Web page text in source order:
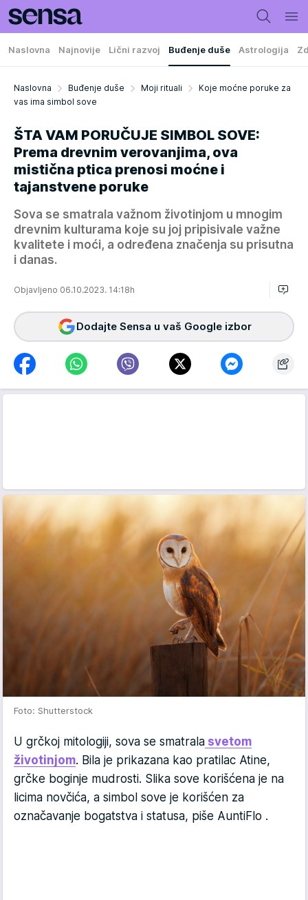
Naslovna Najnovije Lični razvoj Buđenje duše Astrologija
Naslovna Buđenje duše Moji rituali
Koje moćne poruke za
vas ima simbol sove
ŠTA VAM PORUČUJE SIMBOL SOVE:
Prema drevnim verovanjima, ova
mistična ptica prenosi moćne i
tajanstvene poruke
Sova se smatrala važnom životinjom u mnogim
drevnim kulturama koje su joj pripisivale važne
kvalitete i moći, a određena značenja su prisutna
i danas.
Objavljeno 06.10.2023. 14:18h
Dodajte Sensa u vaš Google izbor
Foto: Shutterstock
U grčkoj mitologiji, sova se smatrala svetom
životinjom. Bila je prikazana kao pratilac Atine,
grčke boginje mudrosti. Slika sove korišćena je na
licima novčića, a simbol sove je korišćen za
označavanje bogatstva i statusa, piše AuntiFlo .